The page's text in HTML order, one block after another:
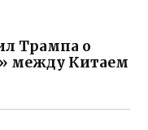
Трампа о
между Китаем